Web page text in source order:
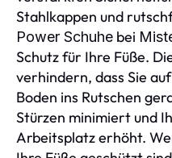
Stahlkappen und
Power Schuhe bei
Schutz für Ihre Füße.
verhindern, dass Sie
Boden ins Rutschen
Stürzen minimiert und
Arbeitsplatz erhöht.